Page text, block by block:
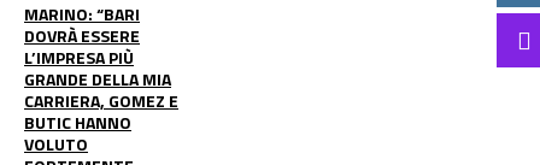
MARINO: “BARI
DOVRÀ ESSERE
L’IMPRESA PIÙ
GRANDE DELLA MIA
CARRIERA, GOMEZ E
BUTIC HANNO
VOLUTO